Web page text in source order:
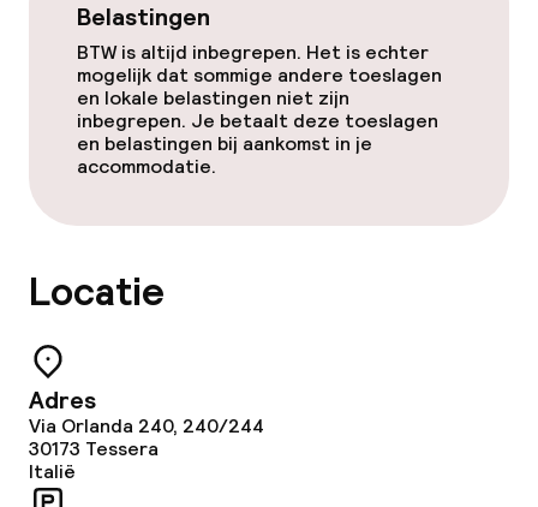
Schoonmaakvoorzieningen
Wasservice
Beleid
Overal rookvrij
Kleine huisdieren toegestaan (minder
dan de 5 kg)
Belastingen
BTW is altijd inbegrepen. Het is echter
mogelijk dat sommige andere toeslagen
en lokale belastingen niet zijn
inbegrepen. Je betaalt deze toeslagen
en belastingen bij aankomst in je
accommodatie.
Locatie
Adres
Via Orlanda 240, 240/244
30173 Tessera
Italië